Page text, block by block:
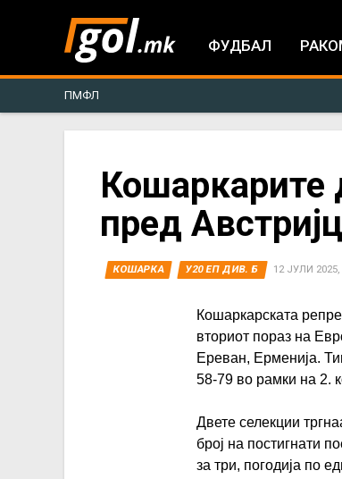
ФУДБАЛ
ПМФЛ
here
Кошаркарите
пред
КОШАРКА У20 ЕП ДИВ. Б 12 ЈУЛИ 2025,
Кошаркарската
вториот пораз на
Ереван, Ерменија.
58-79 во рамки на 2.
Двете селекции
број на постигнати
за три, погодија по